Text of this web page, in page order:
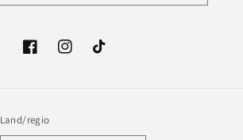
FacebookInstagramTikTok
Land/regio